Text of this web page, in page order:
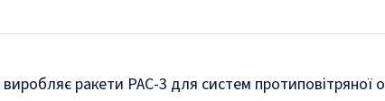
ракети PAC-3 для систем протиповітряної